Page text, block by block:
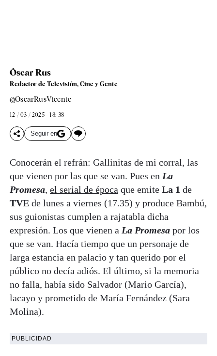
Óscar Rus
Redactor de Televisión, Cine y Gente
@OscarRusVicente
12 / 03 / 2025 - 18: 38
Seguir en
Conocerán el refrán: Gallinitas de mi corral, las
que vienen por las que se van. Pues en La
Promesa, el serial de época que emite La 1 de
TVE de lunes a viernes (17.35) y produce Bambú,
sus guionistas cumplen a rajatabla dicha
expresión. Los que vienen a La Promesa por los
que se van. Hacía tiempo que un personaje de
larga estancia en palacio y tan querido por el
público no decía adiós. El último, si la memoria
no falla, había sido Salvador (Mario García),
lacayo y prometido de María Fernández (Sara
Molina).
PUBLICIDAD